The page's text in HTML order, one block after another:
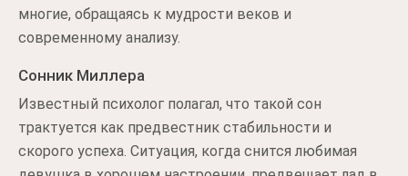
многие, обращаясь к мудрости веков и
современному анализу.
Сонник Миллера
Известный психолог полагал, что такой сон
трактуется как предвестник стабильности и
скорого успеха. Ситуация, когда снится любимая